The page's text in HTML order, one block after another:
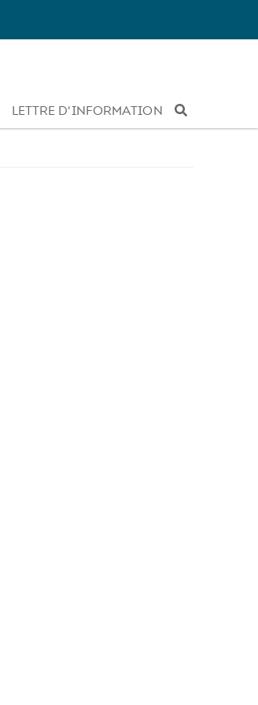
LETTRE D'INFORMATION